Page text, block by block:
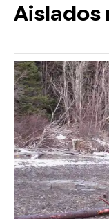
Aislados